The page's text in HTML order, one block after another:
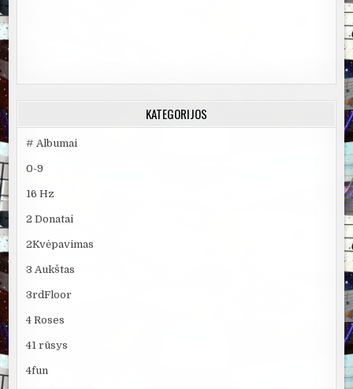
KATEGORIJOS
# Albumai
0-9
16 Hz
2 Donatai
2Kvėpavimas
3 Aukštas
3rdFloor
4 Roses
41 rūsys
4fun